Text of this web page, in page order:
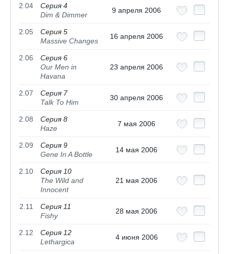
2.04
Серия 4
Dim & Dimmer
9 апреля 2006
2.05
Серия 5
Massive Changes
16 апреля 2006
2.06
Серия 6
Our Men in
Havana
23 апреля 2006
2.07
Серия 7
Talk To Him
30 апреля 2006
2.08
Серия 8
Haze
7 мая 2006
2.09
Серия 9
Gene In A Bottle
14 мая 2006
2.10
Серия 10
The Wild and
Innocent
21 мая 2006
2.11
Серия 11
Fishy
28 мая 2006
2.12
Серия 12
Lethargica
4 июня 2006